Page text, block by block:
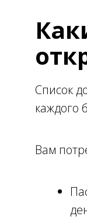
Список
каждого
Вам